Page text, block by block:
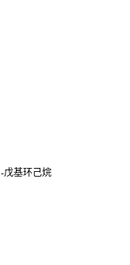
戊基环己烷